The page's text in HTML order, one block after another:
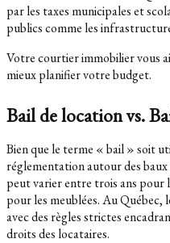
par les taxes municipales et
publics comme les
Votre courtier immobilier vous
mieux planifier votre budget.
Bail de location vs.
Bien que le terme « bail » soit
réglementation autour des
peut varier entre trois ans pour
pour les meublées. Au Québec,
avec des règles strictes
droits des locataires.